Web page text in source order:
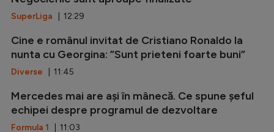
SuperLiga | 12:29
Cine e românul invitat de Cristiano Ronaldo la
nunta cu Georgina: ”Sunt prieteni foarte buni”
Diverse | 11:45
Mercedes mai are ași în mânecă. Ce spune șeful
echipei despre programul de dezvoltare
Formula 1 | 11:03